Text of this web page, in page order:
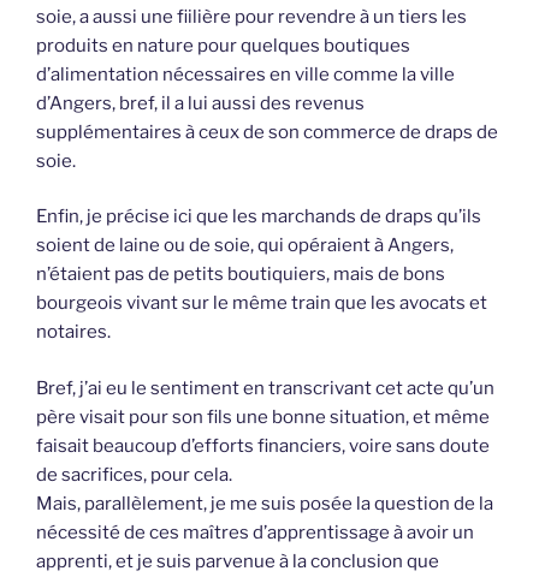
soie, a aussi une fiilière pour revendre à un tiers les
produits en nature pour quelques boutiques
d’alimentation nécessaires en ville comme la ville
d’Angers, bref, il a lui aussi des revenus
supplémentaires à ceux de son commerce de draps de
soie.
Enfin, je précise ici que les marchands de draps qu’ils
soient de laine ou de soie, qui opéraient à Angers,
n’étaient pas de petits boutiquiers, mais de bons
bourgeois vivant sur le même train que les avocats et
notaires.
Bref, j’ai eu le sentiment en transcrivant cet acte qu’un
père visait pour son fils une bonne situation, et même
faisait beaucoup d’efforts financiers, voire sans doute
de sacrifices, pour cela.
Mais, parallèlement, je me suis posée la question de la
nécessité de ces maîtres d’apprentissage à avoir un
apprenti, et je suis parvenue à la conclusion que